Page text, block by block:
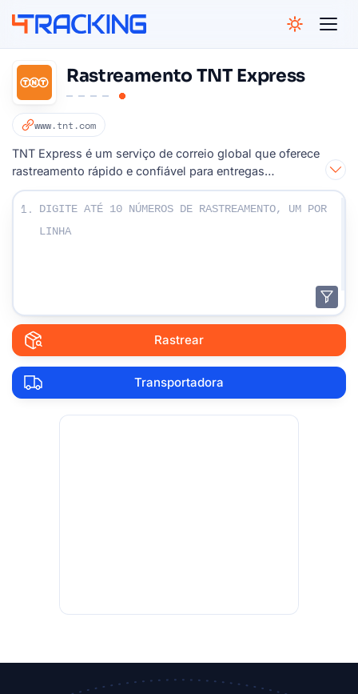
Rastreamento TNT Express
www.tnt.com
TNT Express é um serviço de correio global que oferece
rastreamento rápido e confiável para entregas
internacionais.
Digite seus números de rastreamento:
1.
Rastrear
Transportadora